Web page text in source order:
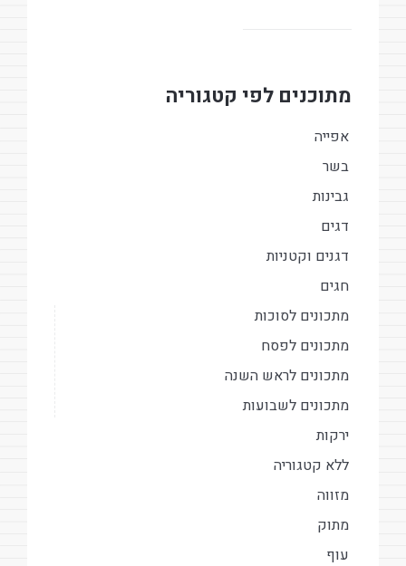
מתוכנים לפי קטגוריה
אפייה
בשר
גבינות
דגים
דגנים וקטניות
חגים
מתכונים לסוכות
מתכונים לפסח
מתכונים לראש השנה
מתכונים לשבועות
ירקות
ללא קטגוריה
מזווה
מתוק
עוף